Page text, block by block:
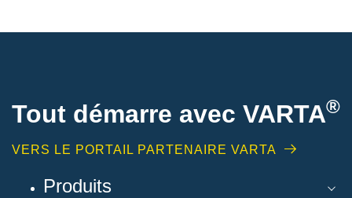
Tout démarre avec VARTA®
VERS LE PORTAIL PARTENAIRE VARTA
Produits